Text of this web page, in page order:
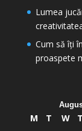
Lumea
Cum să îți
proaspete
M T W T